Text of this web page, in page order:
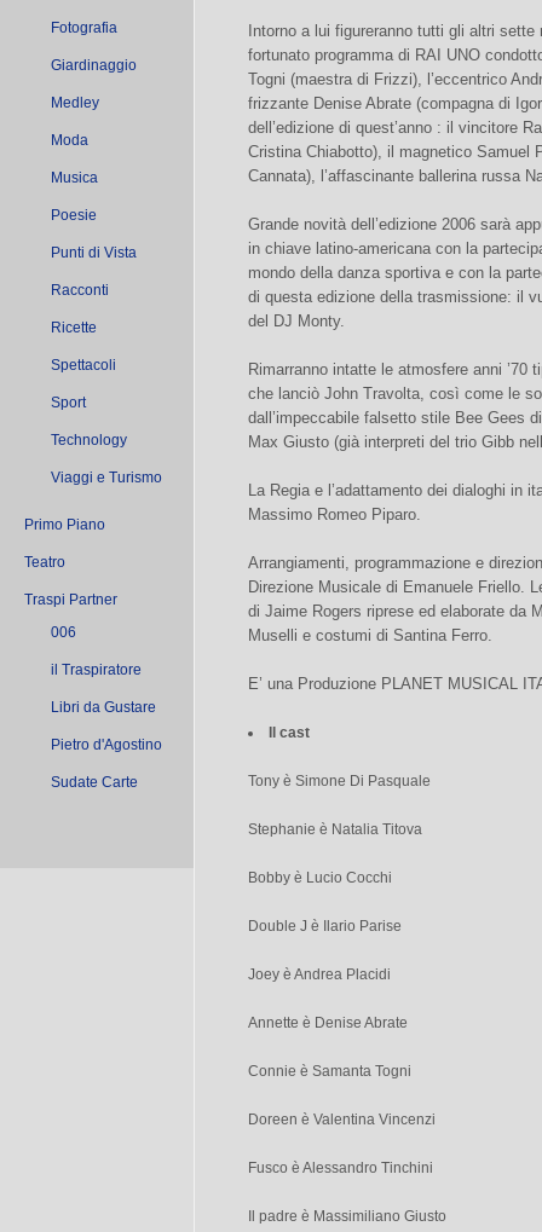
Fotografia
Giardinaggio
Medley
Moda
Musica
Poesie
Punti di Vista
Racconti
Ricette
Spettacoli
Sport
Technology
Viaggi e Turismo
Primo Piano
Teatro
Traspi Partner
006
il Traspiratore
Libri da Gustare
Pietro d'Agostino
Sudate Carte
Intorno a lui figureranno tutti gli altri
fortunato programma di RAI UNO
Togni (maestra di Frizzi), l’eccentrico
frizzante Denise Abrate (compagna di
dell’edizione di quest’anno : il vincitore
Cristina Chiabotto), il magnetico Samuel
Cannata), l’affascinante ballerina russa
Grande novità dell’edizione 2006 sarà
in chiave latino-americana con la
mondo della danza sportiva e con la
di questa edizione della trasmissione: il
del DJ Monty.
Rimarranno intatte le atmosfere anni ’70
che lanciò John Travolta, così come le
dall’impeccabile falsetto stile Bee Gees
Max Giusto (già interpreti del trio Gibb
La Regia e l’adattamento dei dialoghi in
Massimo Romeo Piparo.
Arrangiamenti, programmazione e
Direzione Musicale di Emanuele Friello.
di Jaime Rogers riprese ed elaborate da
Muselli e costumi di Santina Ferro.
E’ una Produzione PLANET MUSICAL
Il cast
Tony è Simone Di Pasquale
Stephanie è Natalia Titova
Bobby è Lucio Cocchi
Double J è Ilario Parise
Joey è Andrea Placidi
Annette è Denise Abrate
Connie è Samanta Togni
Doreen è Valentina Vincenzi
Fusco è Alessandro Tinchini
Il padre è Massimiliano Giusto